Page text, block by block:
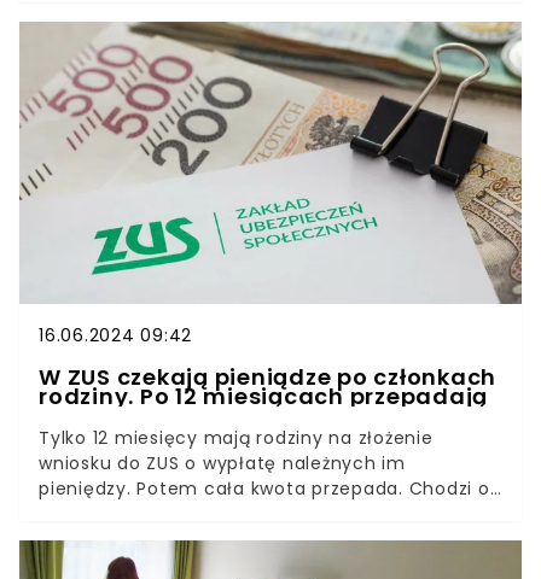
października, ale nie każdy od razu otrzyma
pieniądze. Sprawdź, czy otrzymasz wyrównanie.
16.06.2024 09:42
W ZUS czekają pieniądze po członkach
rodziny. Po 12 miesiącach przepadają
Tylko 12 miesięcy mają rodziny na złożenie
wniosku do ZUS o wypłatę należnych im
pieniędzy. Potem cała kwota przepada. Chodzi o
zdążyli otrzymać przed śmiercią. By ZUS przelał
nam te pieniądze, trzeba spełnić kilka warunków.